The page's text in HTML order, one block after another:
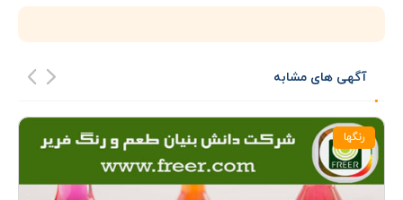
آگهی های مشابه
رنگها